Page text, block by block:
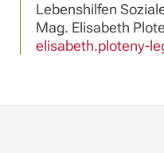
Lebenshilfen
Mag. Elisabeth
elisabeth.ploteny-